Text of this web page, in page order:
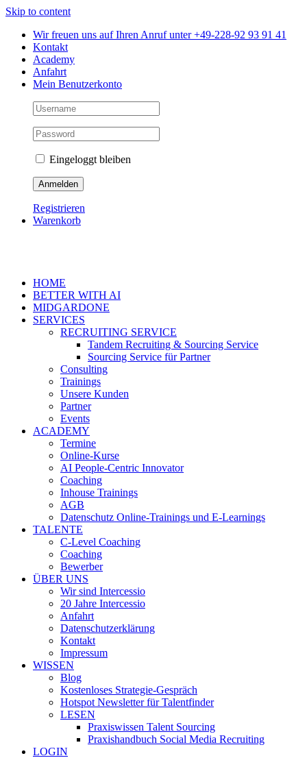
Skip to content
Wir freuen uns auf Ihren Anruf unter +49-228-92 93 91 41
Kontakt
Academy
Anfahrt
Mein Benutzerkonto
Eingeloggt bleiben
Registrieren
Warenkorb
HOME
BETTER WITH AI
MIDGARDONE
SERVICES
RECRUITING SERVICE
Tandem Recruiting & Sourcing Service
Sourcing Service für Partner
Consulting
Trainings
Unsere Kunden
Partner
Events
ACADEMY
Termine
Online-Kurse
AI People-Centric Innovator
Coaching
Inhouse Trainings
AGB
Datenschutz Online-Trainings und E-Learnings
TALENTE
C-Level Coaching
Coaching
Bewerber
ÜBER UNS
Wir sind Intercessio
20 Jahre Intercessio
Anfahrt
Datenschutzerklärung
Kontakt
Impressum
WISSEN
Blog
Kostenloses Strategie-Gespräch
Hotspot Newsletter für Talentfinder
LESEN
Praxiswissen Talent Sourcing
Praxishandbuch Social Media Recruiting
LOGIN